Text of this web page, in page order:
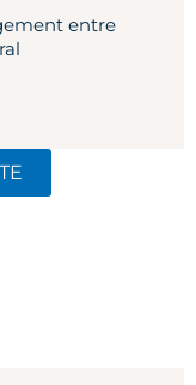
entre